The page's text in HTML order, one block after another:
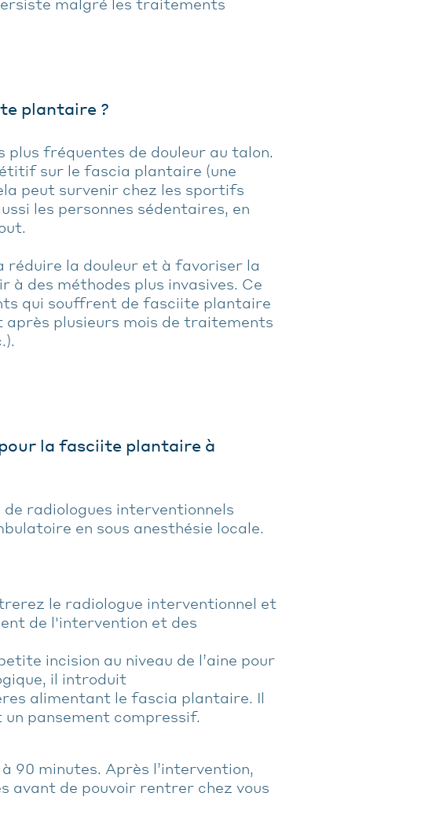
plantaire ?
fréquentes de douleur au talon.
sur le fascia plantaire (une
peut survenir chez les sportifs
les personnes sédentaires, en
la douleur et à favoriser la
des méthodes plus invasives. Ce
qui souffrent de fasciite plantaire
plusieurs mois de traitements
la fasciite plantaire à
radiologues interventionnels
en sous anesthésie locale.
le radiologue interventionnel et
de l'intervention et des
incision au niveau de l’aine pour
il introduit
alimentant le fascia plantaire. Il
pansement compressif.
90 minutes. Après l’intervention,
avant de pouvoir rentrer chez vous